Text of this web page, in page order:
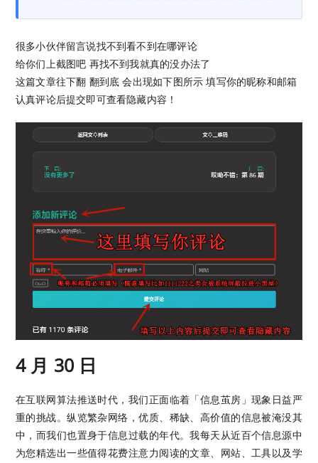
很多小伙伴留言说找不到看不到在哪评论
给你们上截图吧 再找不到我就真的没办法了
这篇文章往下翻 翻到底 会出现如下图所示 填写你的昵称和邮箱
认真评论后提交即可查看隐藏内容！
4 月 30 日
在互联网算法推送时代，我们正面临着「信息茧房」现象日益严
重的挑战。纵览繁杂网络，优质、稀缺、高价值的信息被淹没其
中，而我们也置身于信息过载的年代。我每天从近百个信息源中
为您精选出一些值得花费注意力阅读的文章、网站、工具以及学